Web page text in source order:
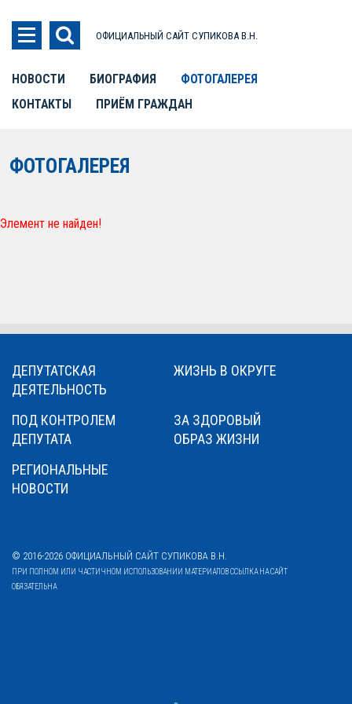
ОФИЦИАЛЬНЫЙ САЙТ СУПИКОВА В.Н.
НОВОСТИ БИОГРАФИЯ
ФОТОГАЛЕРЕЯ
КОНТАКТЫ
ПРИЁМ ГРАЖДАН
ФОТОГАЛЕРЕЯ
Элемент не найден!
ДЕПУТАТСКАЯ
ДЕЯТЕЛЬНОСТЬ
ЖИЗНЬ В ОКРУГЕ
ПОД КОНТРОЛЕМ
ДЕПУТАТА
ЗА ЗДОРОВЫЙ
ОБРАЗ ЖИЗНИ
РЕГИОНАЛЬНЫЕ
НОВОСТИ
© 2016-2026 ОФИЦИАЛЬНЫЙ САЙТ СУПИКОВА В.Н.
ПРИ ПОЛНОМ ИЛИ ЧАСТИЧНОМ ИСПОЛЬЗОВАНИИ МАТЕРИАЛОВ ССЫЛКА НА САЙТ
ОБЯЗАТЕЛЬНА